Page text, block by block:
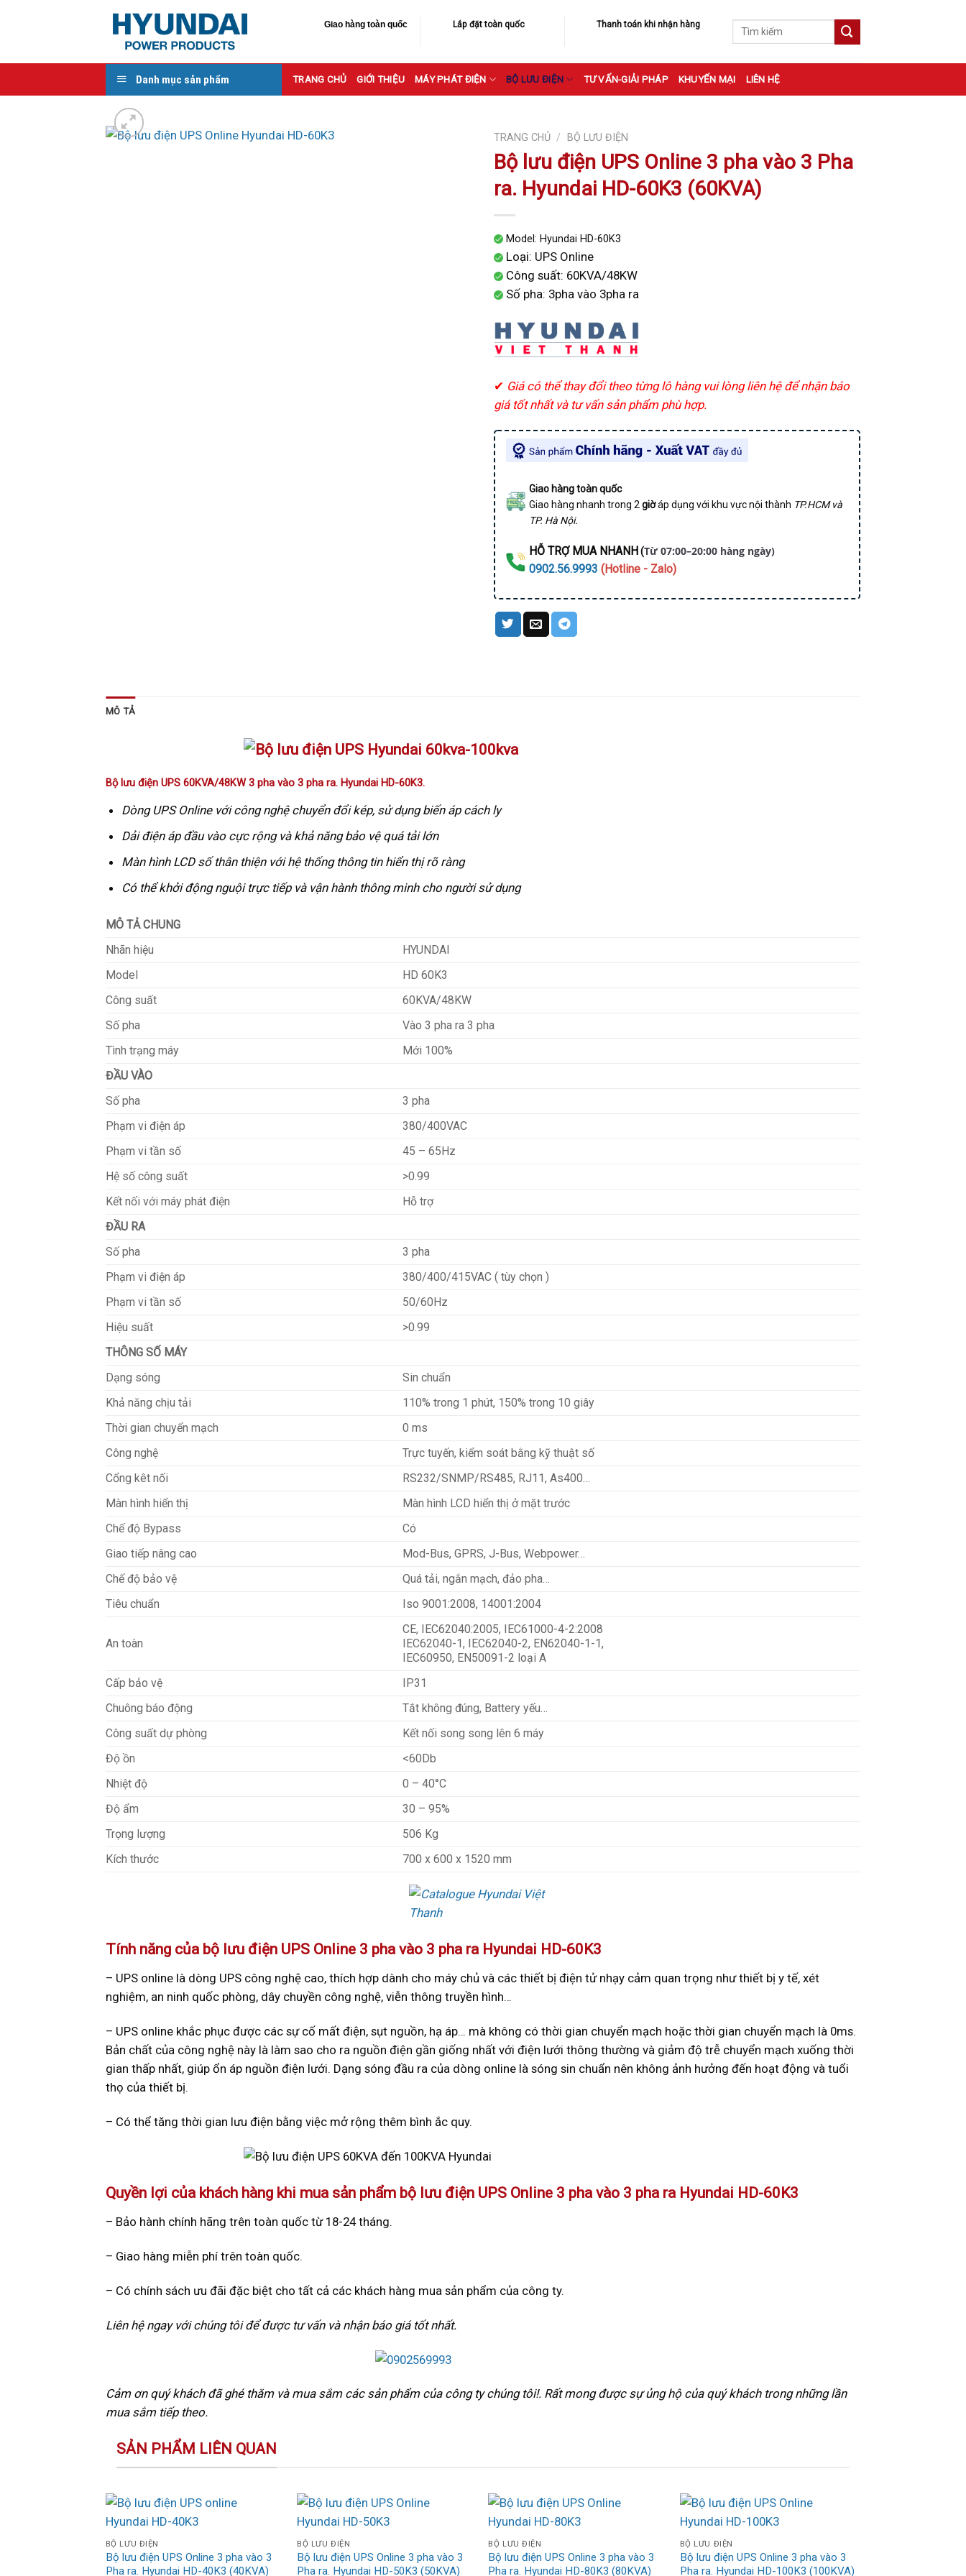
Giao hàng toàn quốc Lắp đặt toàn quốc Thanh toán khi nhận hàng
Tìm
Danh mục sản phẩm TRANG CHỦ GIỚI THIỆU MÁY PHÁT ĐIỆN BỘ LƯU ĐIỆN TƯ VẤN-GIẢI PHÁP KHUYẾN MẠI LIÊN HỆ
TRANG CHỦ / BỘ LƯU ĐIỆN
Bộ lưu điện UPS Online 3 pha vào 3 Pha
ra. Hyundai HD-60K3 (60KVA)
Model: Hyundai HD-60K3
Loại: UPS Online
Công suất: 60KVA/48KW
Số pha: 3pha vào 3pha ra
✔ Giá có thể thay đổi theo từng lô hàng vui lòng liên hệ để nhận báo
giá tốt nhất và tư vấn sản phẩm phù hợp.
Giao hàng toàn quốc
Giao hàng nhanh trong 2giờáp dụng với khu vực nội thành TP.HCM và
TP. Hà Nội.
HỖ TRỢ MUA NHANH(Từ 07:00–20:00 hàng ngày)
0902.56.9993 (Hotline - Zalo)
MÔ TẢ
Bộ lưu điện UPS 60KVA/48KW 3 pha vào 3 pha ra. Hyundai HD-60K3.
Dòng UPS Online với công nghệ chuyển đổi kép, sử dụng biến áp cách ly
Dải điện áp đầu vào cực rộng và khả năng bảo vệ quá tải lớn
Màn hình LCD số thân thiện với hệ thống thông tin hiển thị rõ ràng
Có thể khởi động nguội trực tiếp và vận hành thông minh cho người sử dụng
MÔ TẢ CHUNG
Nhãn hiệu
HYUNDAI
Model
HD 60K3
Công suất
60KVA/48KW
Số pha
Vào 3 pha ra 3 pha
Tình trạng máy
Mới 100%
ĐẦU VÀO
Số pha
3 pha
Phạm vi điện áp
380/400VAC
Phạm vi tần số
45 – 65Hz
Hệ số công suất
>0.99
Kết nối với máy phát điện
Hỗ trợ
ĐẦU RA
Số pha
3 pha
Phạm vi điện áp
380/400/415VAC ( tùy chọn )
Phạm vi tần số
50/60Hz
Hiệu suất
>0.99
THÔNG SỐ MÁY
Dạng sóng
Sin chuẩn
Khả năng chịu tải
110% trong 1 phút, 150% trong 10 giây
Thời gian chuyển mạch
0 ms
Công nghệ
Trực tuyến, kiểm soát bằng kỹ thuật số
Cổng kêt nối
RS232/SNMP/RS485, RJ11, As400…
Màn hình hiển thị
Màn hình LCD hiển thị ở mặt trước
Chế độ Bypass
Có
Giao tiếp nâng cao
Mod-Bus, GPRS, J-Bus, Webpower…
Chế độ bảo vệ
Quá tải, ngắn mạch, đảo pha…
Tiêu chuẩn
Iso 9001:2008, 14001:2004
An toàn
CE, IEC62040:2005, IEC61000-4-2:2008
IEC62040-1, IEC62040-2, EN62040-1-1,
IEC60950, EN50091-2 loại A
Cấp bảo vệ
IP31
Chuông báo động
Tắt không đúng, Battery yếu…
Công suất dự phòng
Kết nối song song lên 6 máy
Độ ồn
<60Db
Nhiệt độ
0 – 40°C
Độ ẩm
30 – 95%
Trọng lượng
506 Kg
Kích thước
700 x 600 x 1520 mm
Tính năng của bộ lưu điện UPS Online 3 pha vào 3 pha ra Hyundai HD-60K3
– UPS online là dòng UPS công nghệ cao, thích hợp dành cho máy chủ và các thiết bị điện tử nhạy cảm quan trọng như thiết bị y tế, xét
nghiệm, an ninh quốc phòng, dây chuyền công nghệ, viễn thông truyền hình…
– UPS online khắc phục được các sự cố mất điện, sụt nguồn, hạ áp… mà không có thời gian chuyển mạch hoặc thời gian chuyển mạch là 0ms.
Bản chất của công nghệ này là làm sao cho ra nguồn điện gần giống nhất với điện lưới thông thường và giảm độ trễ chuyển mạch xuống thời
gian thấp nhất, giúp ổn áp nguồn điện lưới. Dạng sóng đầu ra của dòng online là sóng sin chuẩn nên không ảnh hưởng đến hoạt động và tuổi
thọ của thiết bị.
– Có thể tăng thời gian lưu điện bằng việc mở rộng thêm bình ắc quy.
Quyền lợi của khách hàng khi mua sản phẩm bộ lưu điện UPS Online 3 pha vào 3 pha ra Hyundai HD-60K3
– Bảo hành chính hãng trên toàn quốc từ 18-24 tháng.
– Giao hàng miễn phí trên toàn quốc.
– Có chính sách ưu đãi đặc biệt cho tất cả các khách hàng mua sản phẩm của công ty.
Liên hệ ngay với chúng tôi để được tư vấn và nhận báo giá tốt nhất.
Cảm ơn quý khách đã ghé thăm và mua sắm các sản phẩm của công ty chúng tôi!. Rất mong được sự ủng hộ của quý khách trong những lần
mua sắm tiếp theo.
SẢN PHẨM LIÊN QUAN
BỘ LƯU ĐIỆN
Bộ lưu điện UPS Online 3 pha vào 3
Pha ra. Hyundai HD-40K3 (40KVA)
BỘ LƯU ĐIỆN
Bộ lưu điện UPS Online 3 pha vào 3
Pha ra. Hyundai HD-50K3 (50KVA)
BỘ LƯU ĐIỆN
Bộ lưu điện UPS Online 3 pha vào 3
Pha ra. Hyundai HD-80K3 (80KVA)
BỘ LƯU ĐIỆN
Bộ lưu điện UPS Online 3 pha vào 3
Pha ra. Hyundai HD-100K3 (100KVA)